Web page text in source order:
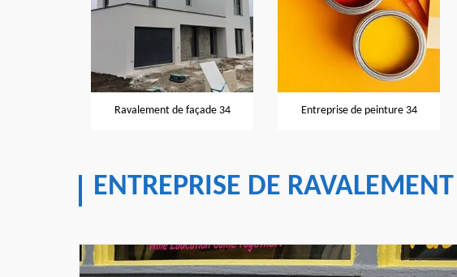
Ravalement de façade 34 Entreprise de peinture 34
ENTREPRISE DE